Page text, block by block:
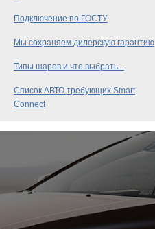
Подключение по ГОСТУ
Мы сохраняем дилерскую гарантию
Типы шаров и что выбрать...
Список АВТО требующих Smart
Connect